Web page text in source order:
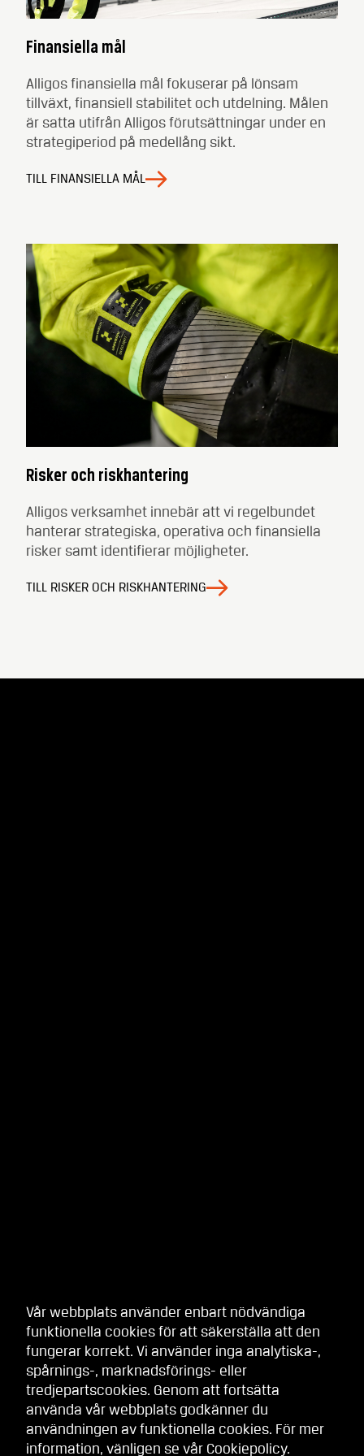
Finansiella mål
Alligos finansiella mål fokuserar på lönsam
tillväxt, finansiell stabilitet och utdelning. Målen
är satta utifrån Alligos förutsättningar under en
strategiperiod på medellång sikt.
TILL FINANSIELLA MÅL
Risker och riskhantering
Alligos verksamhet innebär att vi regelbundet
hanterar strategiska, operativa och finansiella
risker samt identifierar möjligheter.
TILL RISKER OCH RISKHANTERING
Vår webbplats använder enbart nödvändiga
funktionella cookies för att säkerställa att den
fungerar korrekt. Vi använder inga analytiska-,
spårnings-, marknadsförings- eller
tredjepartscookies. Genom att fortsätta
använda vår webbplats godkänner du
användningen av funktionella cookies. För mer
information, vänligen se vår Cookiepolicy.